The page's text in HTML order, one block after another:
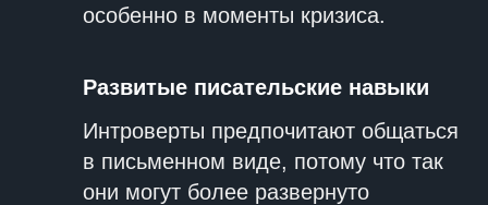
особенно в моменты кризиса.
Развитые писательские навыки
Интроверты предпочитают общаться
в письменном виде, потому что так
они могут более развернуто